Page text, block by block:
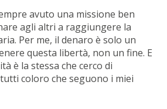
avuto una missione ben
agli altri a raggiungere la
Per me, il denaro è solo un
questa libertà, non un fine. E
è la stessa che cerco di
coloro che seguono i miei